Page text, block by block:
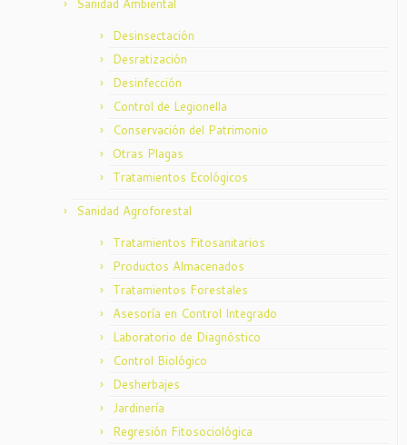
Sanidad Ambiental
Desinsectación
Desratización
Desinfección
Control de Legionella
Conservación del Patrimonio
Otras Plagas
Tratamientos Ecológicos
Sanidad Agroforestal
Tratamientos Fitosanitarios
Productos Almacenados
Tratamientos Forestales
Asesoría en Control Integrado
Laboratorio de Diagnóstico
Control Biológico
Desherbajes
Jardinería
Regresión Fitosociológica